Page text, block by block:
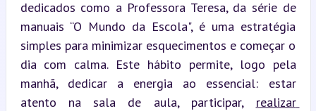
dedicados como a Professora Teresa, da série de
manuais “O Mundo da Escola", é uma estratégia
simples para minimizar esquecimentos e começar o
dia com calma. Este hábito permite, logo pela
manhã, dedicar a energia ao essencial: estar
atento na sala de aula, participar, realizar